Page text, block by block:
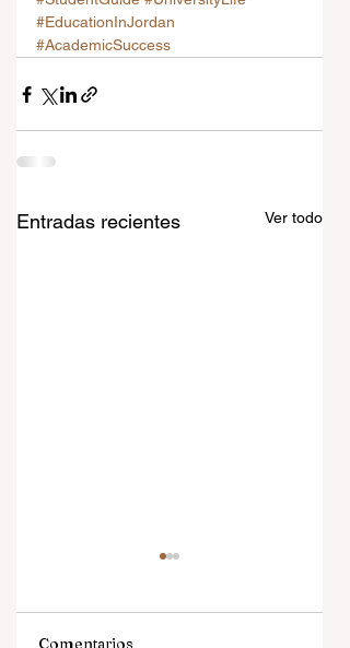
#EducationInJordan
#AcademicSuccess
Entradas recientes Ver todo
Comentarios